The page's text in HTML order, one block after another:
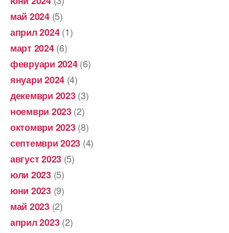
май 2024(5)
април 2024(1)
март 2024(6)
февруари 2024(6)
януари 2024 (4)
декември 2023(3)
ноември 2023(2)
октомври 2023(8)
септември 2023 (4)
август 2023 (5)
юли 2023(5)
юни 2023(9)
май 2023(2)
април 2023(2)